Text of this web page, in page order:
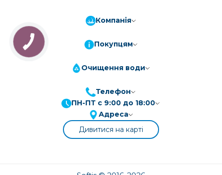
ПриватБанк
3-10 платежів, кредит 0.01%
3-7 платежів, кредит 0.01%
Компанія
Покупцям
Очищення води
Телефон
ПН-ПТ с 9:00 до 18:00
Адреса
Дивитися на карті